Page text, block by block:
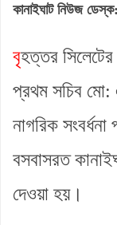
কানাইঘাট নিউজ ডেস্ক:
বৃহত্তর
প্রথম সচিব
নাগরিক
বসবাসরত
দেওয়া হয়।